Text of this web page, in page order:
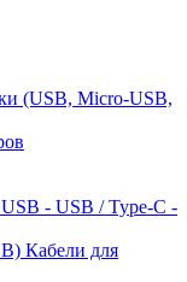
(USB, Micro-USB,
- USB / Type-C -
Кабели для